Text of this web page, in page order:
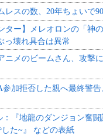
レスの数、20年ちょいで
ター】メレオロンの「神
っ壊れ具合は異常
ニメのビームさん、攻撃
参加拒否した親へ最終警
：『地龍のダンジョン奮
た~』 などの表紙